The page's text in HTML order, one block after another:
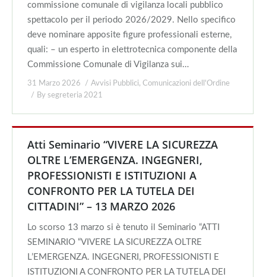
commissione comunale di vigilanza locali pubblico
spettacolo per il periodo 2026/2029. Nello specifico
deve nominare apposite figure professionali esterne,
quali: – un esperto in elettrotecnica componente della
Commissione Comunale di Vigilanza sui…
31 Marzo 2026 Avvisi Pubblici, Comunicazioni dell'Ordine
By segreteria 2021
Atti Seminario “VIVERE LA SICUREZZA
OLTRE L’EMERGENZA. INGEGNERI,
PROFESSIONISTI E ISTITUZIONI A
CONFRONTO PER LA TUTELA DEI
CITTADINI” – 13 MARZO 2026
Lo scorso 13 marzo si è tenuto il Seminario “ATTI
SEMINARIO “VIVERE LA SICUREZZA OLTRE
L’EMERGENZA. INGEGNERI, PROFESSIONISTI E
ISTITUZIONI A CONFRONTO PER LA TUTELA DEI